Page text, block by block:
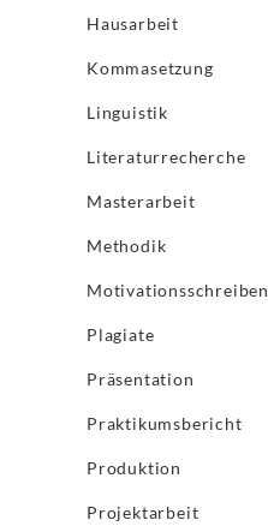
Hausarbeit
Kommasetzung
Linguistik
Literaturrecherche
Masterarbeit
Methodik
Motivationsschreiben
Plagiate
Präsentation
Praktikumsbericht
Produktion
Projektarbeit